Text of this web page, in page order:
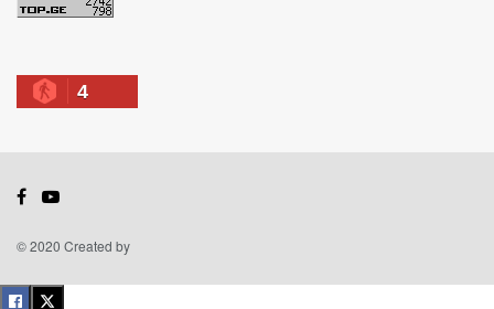
4
© 2020 Created by